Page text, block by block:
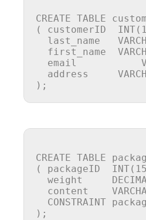
CREATE TABLE
( customerID INT(
  last_name
  first_name
  address
);
CREATE TABLE
( packageID INT( 15
  weight
  content
CONSTRAINT
);